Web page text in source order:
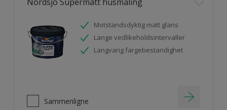
Motstandsdyktig matt glans
Lange vedlikeholdsintervaller
Langvarig fargebestandighet
Sammenligne